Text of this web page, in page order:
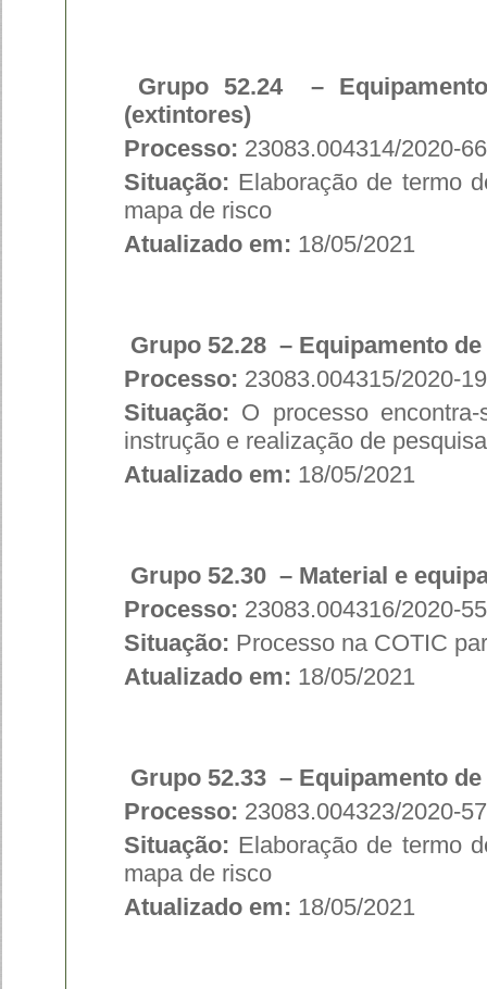
Grupo 52.24 –
(extintores)
Processo: 23083.004314/2020-66
Situação: Elaboração de termo
mapa de risco
Atualizado em: 18/05/2021
Grupo 52.28 – Equipamento
Processo: 23083.004315/2020-19
Situação: O processo
instrução e realização de
Atualizado em: 18/05/2021
Grupo 52.30 – Material e
Processo: 23083.004316/2020-55
Situação: Processo na COTIC
Atualizado em: 18/05/2021
Grupo 52.33 – Equipamento
Processo: 23083.004323/2020-57
Situação: Elaboração de termo
mapa de risco
Atualizado em: 18/05/2021